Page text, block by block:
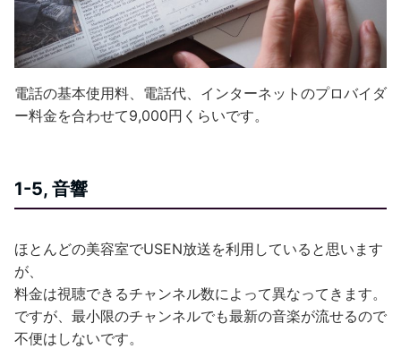
電話の基本使用料、電話代、インターネットのプロバイダ
ー料金を合わせて9,000円くらいです。
1-5, 音響
ほとんどの美容室でUSEN放送を利用していると思います
が、
料金は視聴できるチャンネル数によって異なってきます。
ですが、最小限のチャンネルでも最新の音楽が流せるので
不便はしないです。